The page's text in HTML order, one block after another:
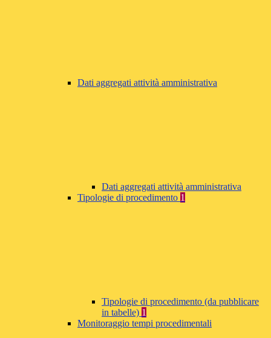
Dati aggregati attività amministrativa
Dati aggregati attività amministrativa
Tipologie di procedimento 1
Tipologie di procedimento (da pubblicare
in tabelle) 1
Monitoraggio tempi procedimentali